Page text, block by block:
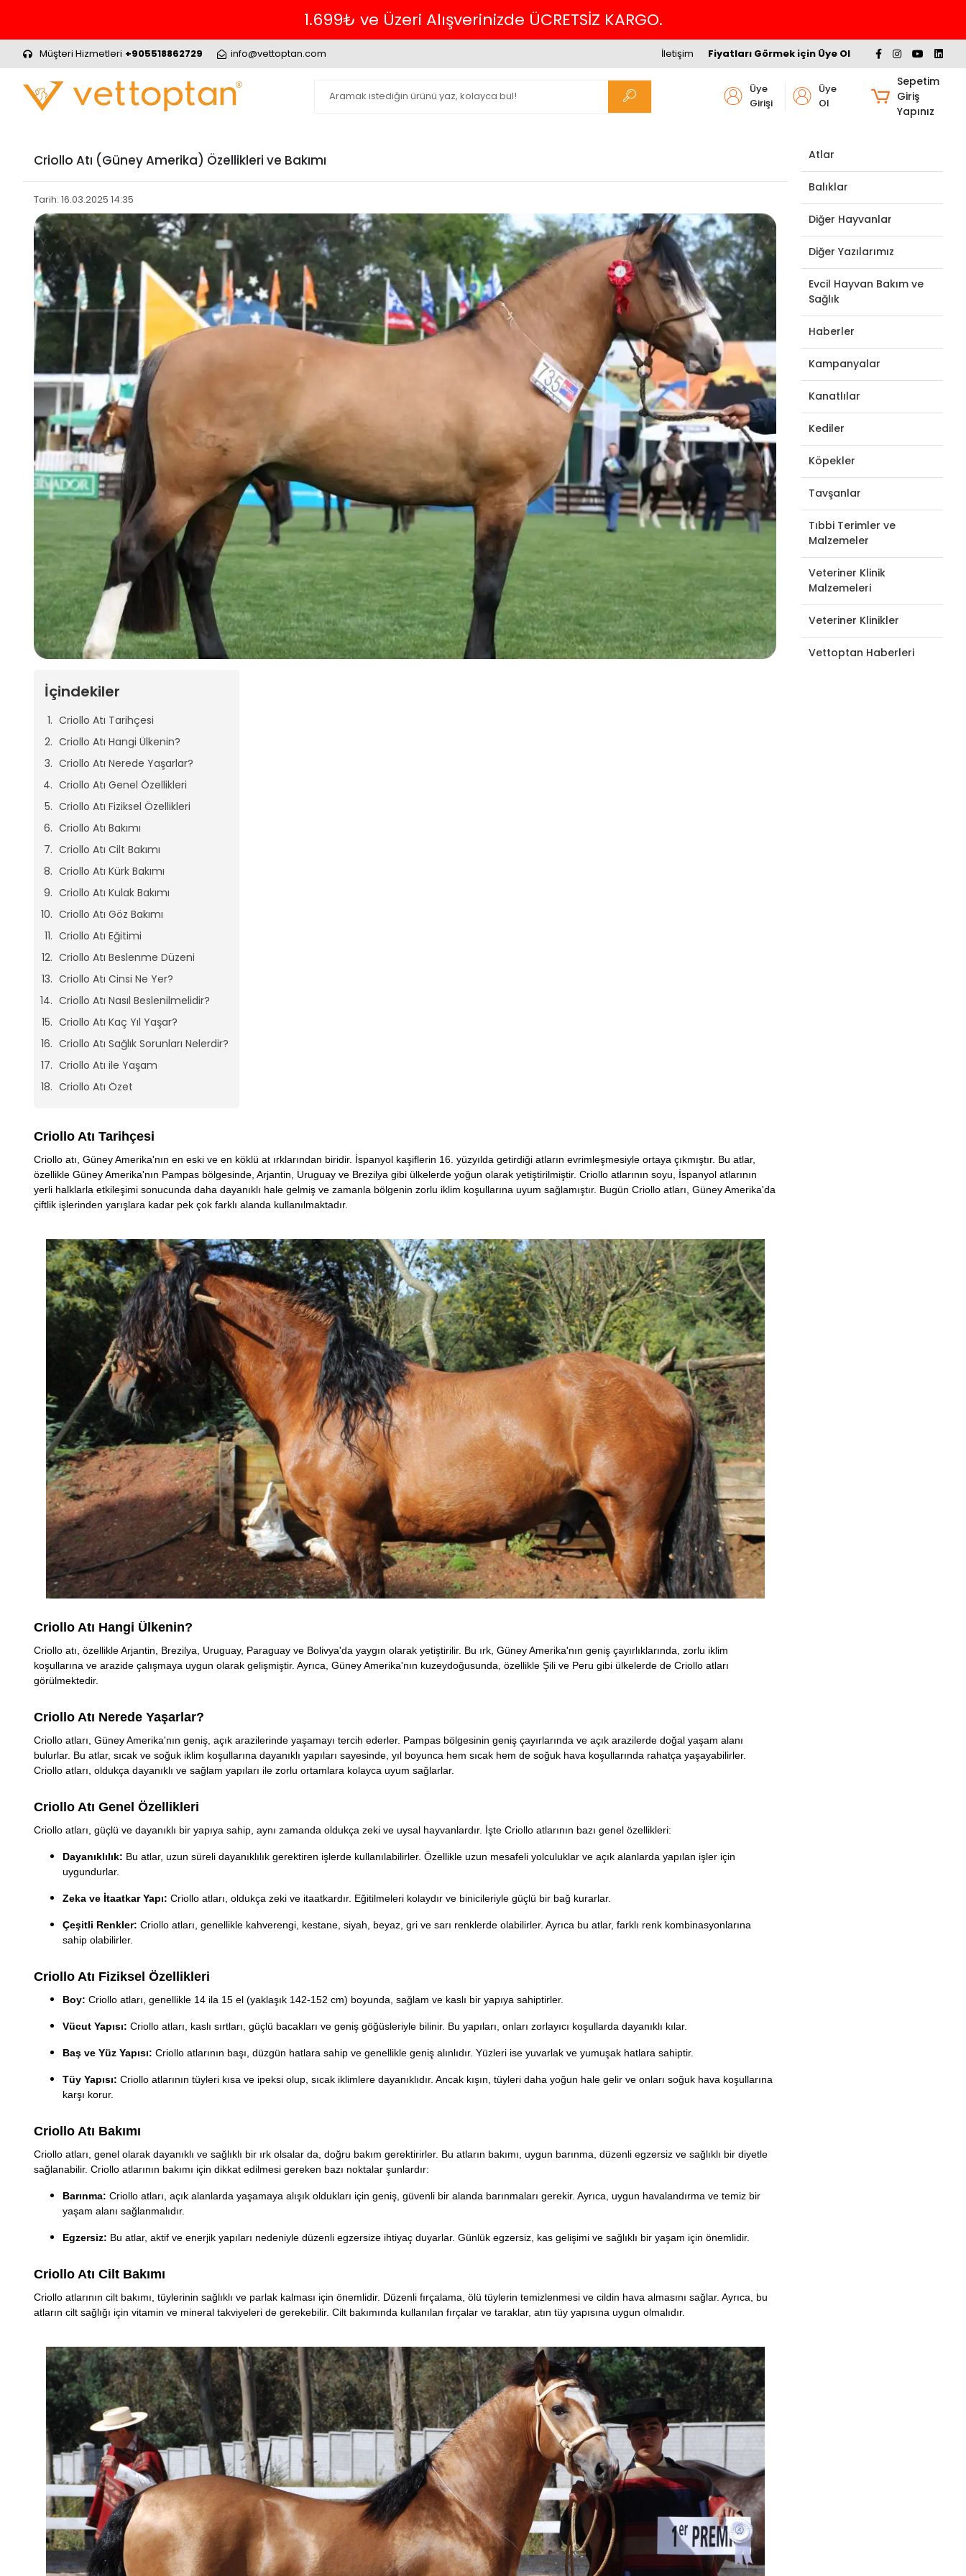
Havalede %4 İNDİRİM
Müşteri Hizmetleri +905518862729 info@vettoptan.com Fiyatları Görmek için Üye Ol
İletişim
Üye
Girişi
Üye
Ol
Sepetim
Giriş
Yapınız
Criollo Atı (Güney Amerika) Özellikleri ve Bakımı
Tarih: 16.03.2025 14:35
İçindekiler
Criollo Atı Tarihçesi
Criollo Atı Hangi Ülkenin?
Criollo Atı Nerede Yaşarlar?
Criollo Atı Genel Özellikleri
Criollo Atı Fiziksel Özellikleri
Criollo Atı Bakımı
Criollo Atı Cilt Bakımı
Criollo Atı Kürk Bakımı
Criollo Atı Kulak Bakımı
Criollo Atı Göz Bakımı
Criollo Atı Eğitimi
Criollo Atı Beslenme Düzeni
Criollo Atı Cinsi Ne Yer?
Criollo Atı Nasıl Beslenilmelidir?
Criollo Atı Kaç Yıl Yaşar?
Criollo Atı Sağlık Sorunları Nelerdir?
Criollo Atı ile Yaşam
Criollo Atı Özet
Criollo Atı Tarihçesi
Criollo atı, Güney Amerika'nın en eski ve en köklü at ırklarından biridir. İspanyol kaşiflerin 16. yüzyılda getirdiği atların evrimleşmesiyle ortaya çıkmıştır. Bu atlar,
özellikle Güney Amerika'nın Pampas bölgesinde, Arjantin, Uruguay ve Brezilya gibi ülkelerde yoğun olarak yetiştirilmiştir. Criollo atlarının soyu, İspanyol atlarının
yerli halklarla etkileşimi sonucunda daha dayanıklı hale gelmiş ve zamanla bölgenin zorlu iklim koşullarına uyum sağlamıştır. Bugün Criollo atları, Güney Amerika'da
çiftlik işlerinden yarışlara kadar pek çok farklı alanda kullanılmaktadır.
Criollo Atı Hangi Ülkenin?
Criollo atı, özellikle Arjantin, Brezilya, Uruguay, Paraguay ve Bolivya'da yaygın olarak yetiştirilir. Bu ırk, Güney Amerika'nın geniş çayırlıklarında, zorlu iklim
koşullarına ve arazide çalışmaya uygun olarak gelişmiştir. Ayrıca, Güney Amerika'nın kuzeydoğusunda, özellikle Şili ve Peru gibi ülkelerde de Criollo atları
görülmektedir.
Criollo Atı Nerede Yaşarlar?
Criollo atları, Güney Amerika'nın geniş, açık arazilerinde yaşamayı tercih ederler. Pampas bölgesinin geniş çayırlarında ve açık arazilerde doğal yaşam alanı
bulurlar. Bu atlar, sıcak ve soğuk iklim koşullarına dayanıklı yapıları sayesinde, yıl boyunca hem sıcak hem de soğuk hava koşullarında rahatça yaşayabilirler.
Criollo atları, oldukça dayanıklı ve sağlam yapıları ile zorlu ortamlara kolayca uyum sağlarlar.
Criollo Atı Genel Özellikleri
Criollo atları, güçlü ve dayanıklı bir yapıya sahip, aynı zamanda oldukça zeki ve uysal hayvanlardır. İşte Criollo atlarının bazı genel özellikleri:
Dayanıklılık: Bu atlar, uzun süreli dayanıklılık gerektiren işlerde kullanılabilirler. Özellikle uzun mesafeli yolculuklar ve açık alanlarda yapılan işler için
uygundurlar.
Zeka ve İtaatkar Yapı: Criollo atları, oldukça zeki ve itaatkardır. Eğitilmeleri kolaydır ve binicileriyle güçlü bir bağ kurarlar.
Çeşitli Renkler: Criollo atları, genellikle kahverengi, kestane, siyah, beyaz, gri ve sarı renklerde olabilirler. Ayrıca bu atlar, farklı renk kombinasyonlarına
sahip olabilirler.
Criollo Atı Fiziksel Özellikleri
Boy: Criollo atları, genellikle 14 ila 15 el (yaklaşık 142-152 cm) boyunda, sağlam ve kaslı bir yapıya sahiptirler.
Vücut Yapısı: Criollo atları, kaslı sırtları, güçlü bacakları ve geniş göğüsleriyle bilinir. Bu yapıları, onları zorlayıcı koşullarda dayanıklı kılar.
Baş ve Yüz Yapısı: Criollo atlarının başı, düzgün hatlara sahip ve genellikle geniş alınlıdır. Yüzleri ise yuvarlak ve yumuşak hatlara sahiptir.
Tüy Yapısı: Criollo atlarının tüyleri kısa ve ipeksi olup, sıcak iklimlere dayanıklıdır. Ancak kışın, tüyleri daha yoğun hale gelir ve onları soğuk hava koşullarına
karşı korur.
Criollo Atı Bakımı
Criollo atları, genel olarak dayanıklı ve sağlıklı bir ırk olsalar da, doğru bakım gerektirirler. Bu atların bakımı, uygun barınma, düzenli egzersiz ve sağlıklı bir diyetle
sağlanabilir. Criollo atlarının bakımı için dikkat edilmesi gereken bazı noktalar şunlardır:
Barınma: Criollo atları, açık alanlarda yaşamaya alışık oldukları için geniş, güvenli bir alanda barınmaları gerekir. Ayrıca, uygun havalandırma ve temiz bir
yaşam alanı sağlanmalıdır.
Egzersiz: Bu atlar, aktif ve enerjik yapıları nedeniyle düzenli egzersize ihtiyaç duyarlar. Günlük egzersiz, kas gelişimi ve sağlıklı bir yaşam için önemlidir.
Criollo Atı Cilt Bakımı
Criollo atlarının cilt bakımı, tüylerinin sağlıklı ve parlak kalması için önemlidir. Düzenli fırçalama, ölü tüylerin temizlenmesi ve cildin hava almasını sağlar. Ayrıca, bu
atların cilt sağlığı için vitamin ve mineral takviyeleri de gerekebilir. Cilt bakımında kullanılan fırçalar ve taraklar, atın tüy yapısına uygun olmalıdır.
Atlar
Balıklar
Diğer Hayvanlar
Diğer Yazılarımız
Evcil Hayvan Bakım ve
Sağlık
Haberler
Kampanyalar
Kanatlılar
Kediler
Köpekler
Tavşanlar
Tıbbi Terimler ve
Malzemeler
Veteriner Klinik
Malzemeleri
Veteriner Klinikler
Vettoptan Haberleri